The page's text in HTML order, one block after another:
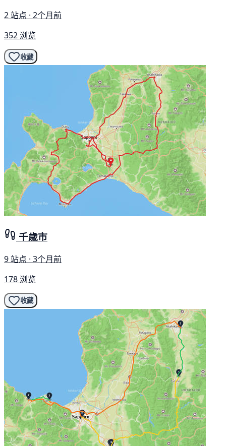
2 站点 · 2个月前
352 浏览
收藏
千歳市
9 站点 · 3个月前
178 浏览
收藏